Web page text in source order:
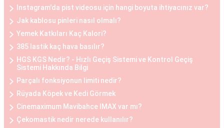
edebilirler. Bu operasyon, göğüs dokusunun ve
yağın çıkarılması ile gerçekleştirilir. Göğüs
küçültme estetiği, sırt ve boyun ağrılarını
hafifletmek, postürü düzeltmek ve günlük yaşam
kalitesini artırmak isteyen kadınlar arasında
Göğüs Küçültme ve Büyütme Öncesi ve Sonrası
Göğüs estetiği operasyonları öncesinde ve
Instagram'da pist videosu için hangi boyuta ihtiyacınız var?
Jak kablosu pinleri nasıl olmalı?
Yemek Katkıları Kaç Kalori?
385 lastik kaç hava basılır?
HGS KGS Nedir? - Hızlı Geçiş Sistemi ve Kontrol Geçiş
Sistemi Hakkında Bilgi
Parçalı fonksiyonun limiti nedir?
Rüyada Köpek ve Kedi Görmek
Cinemaximum Mavibahce IMAX var mı?
Çekomastik nedir nerede kullanılır?